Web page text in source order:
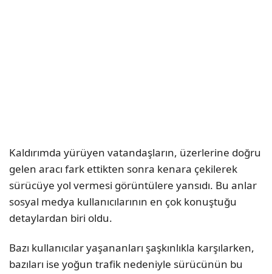
Kaldırımda yürüyen vatandaşların, üzerlerine doğru
gelen aracı fark ettikten sonra kenara çekilerek
sürücüye yol vermesi görüntülere yansıdı. Bu anlar
sosyal medya kullanıcılarının en çok konuştuğu
detaylardan biri oldu.
Bazı kullanıcılar yaşananları şaşkınlıkla karşılarken,
bazıları ise yoğun trafik nedeniyle sürücünün bu